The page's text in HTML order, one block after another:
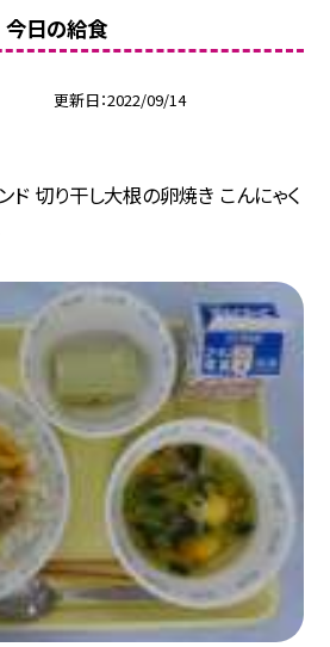
今日の給食
更新日 2022/09/14
切り干し大根の卵焼き こんにゃく